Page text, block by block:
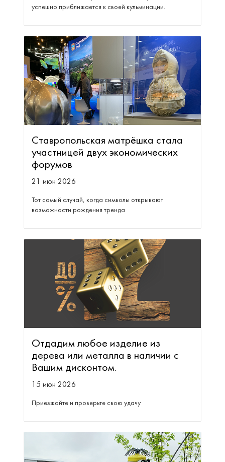
успешно приближается к своей кульминации.
Ставропольская матрёшка стала
участницей двух экономических
форумов
21 июн 2026
Тот самый случай, когда символы открывают
возможности рождения тренда
Отдадим любое изделие из
дерева или металла в наличии с
Вашим дисконтом.
15 июн 2026
Приезжайте и проверьте свою удачу